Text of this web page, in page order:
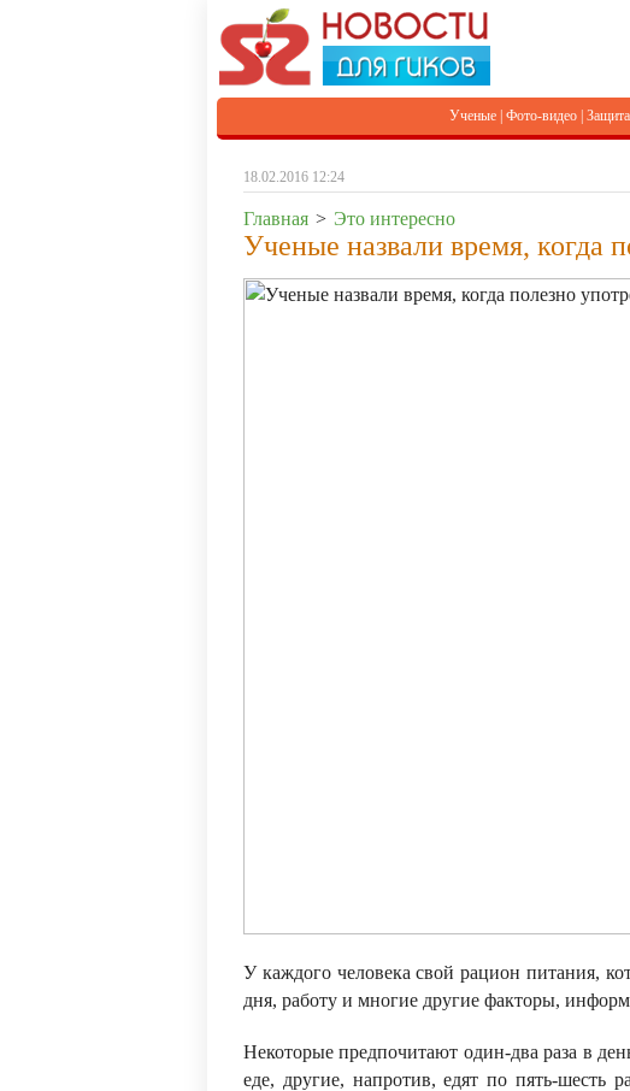
Ученые Фото-видео Защита
18.02.2016 12:24
Главная > Это интересно
Ученые назвали время, когда
У каждого человека свой рацион питания,
дня, работу и многие другие факторы,
Некоторые предпочитают один-два раза в
еде, другие, напротив, едят по пять-шесть